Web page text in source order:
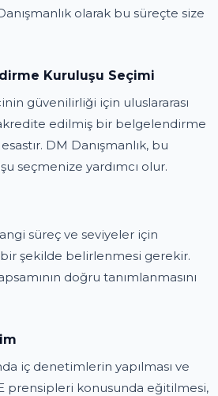
olarak bu süreçte size
Kuruluşu Seçimi
güvenilirliği için uluslararası
edilmiş bir belgelendirme
DM Danışmanlık, bu
seçmenize yardımcı olur.
süreç ve seviyeler için
bir şekilde belirlenmesi gerekir.
doğru tanımlanmasını
iç denetimlerin yapılması ve
prensipleri konusunda eğitilmesi,